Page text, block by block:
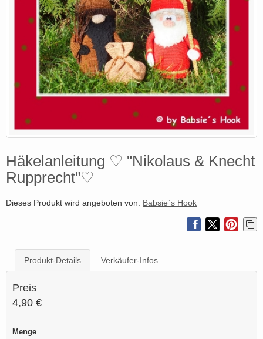
Häkelanleitung ♡ "Nikolaus & Knecht
Rupprecht"♡
Dieses Produkt wird angeboten von: Babsie`s Hook
Produkt-Details Verkäufer-Infos
Preis
4,90 €
Menge